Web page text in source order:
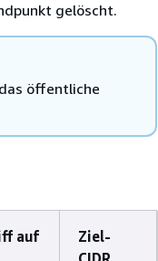
gelöscht.
öffentliche
auf
Ziel-